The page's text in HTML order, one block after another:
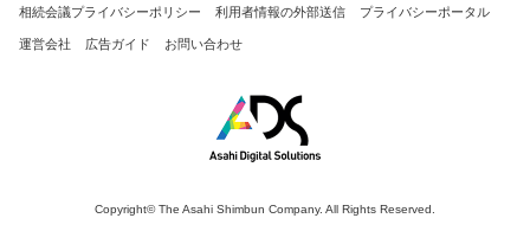
相続会議プライバシーポリシー 利用者情報の外部送信 プライバシーポータル
運営会社 広告ガイド お問い合わせ
Copyright© The Asahi Shimbun Company. All Rights Reserved.